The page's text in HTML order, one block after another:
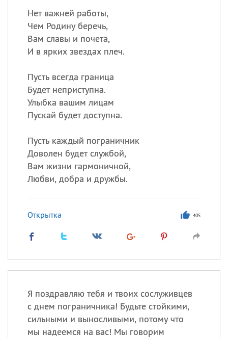
Нет важней работы,
Чем Родину беречь,
Вам славы и почета,
И в ярких звездах плеч.
Пусть всегда граница
Будет неприступна.
Улыбка вашим лицам
Пускай будет доступна.
Пусть каждый пограничник
Доволен будет службой,
Вам жизни гармоничной,
Любви, добра и дружбы.
Открытка 405
Я поздравляю тебя и твоих сослуживцев
с днем пограничника! Будьте стойкими,
сильными и выносливыми, потому что
мы надеемся на вас! Мы говорим